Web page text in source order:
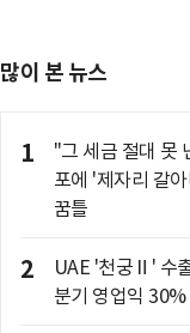
많이 본 뉴스
1
"그 세금 절대 못
포에 '제자리 갈
꿈틀
2
UAE '천궁Ⅱ' 수
분기 영업익 30%